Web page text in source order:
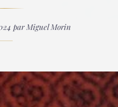
par Miguel Morin